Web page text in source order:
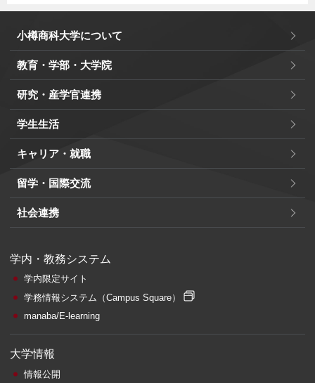
小樽商科大学について
教育・学部・大学院
研究・産学官連携
学生生活
キャリア・就職
留学・国際交流
社会連携
学内・教務システム
学内限定サイト
学務情報システム （Campus Square）
manaba/E-learning
大学情報
情報公開